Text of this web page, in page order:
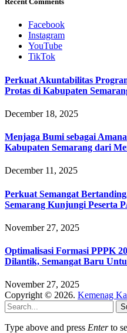
Facebook
Instagram
YouTube
TikTok
Perkuat Akuntabilitas
Protas di Kabupaten
December 18, 2025
Menjaga Bumi sebagai
Kabupaten Semarang dari
December 11, 2025
Perkuat Semangat
Semarang Kunjungi Peserta
November 27, 2025
Optimalisasi Formasi PPPK
Dilantik, Semangat Baru
November 27, 2025
Copyright © 2026. Kemenag
Type above and press Enterto